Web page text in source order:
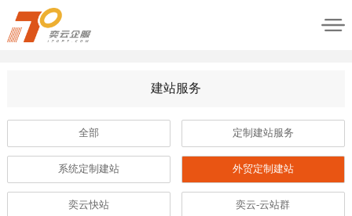
建站服务
全部 定制建站服务
系统定制建站 外贸定制建站
奕云快站 奕云-云站群